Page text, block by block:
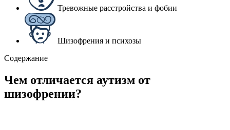
Тревожные расстройства и фобии
Шизофрения и психозы
Содержание
Чем отличается аутизм от
шизофрении?